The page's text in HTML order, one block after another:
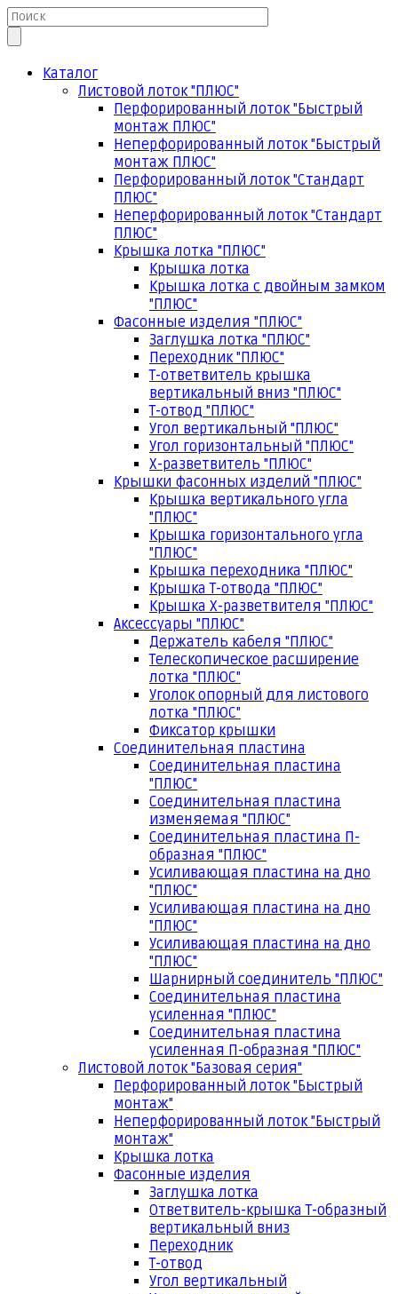
Каталог
Листовой лоток "ПЛЮС"
Перфорированный лоток "Быстрый
монтаж ПЛЮС"
Неперфорированный лоток "Быстрый
монтаж ПЛЮС"
Перфорированный лоток "Стандарт
ПЛЮС"
Неперфорированный лоток "Стандарт
ПЛЮС"
Крышка лотка "ПЛЮС"
Крышка лотка
Крышка лотка с двойным замком
"ПЛЮС"
Фасонные изделия "ПЛЮС"
Заглушка лотка "ПЛЮС"
Переходник "ПЛЮС"
Т-ответвитель крышка
вертикальный вниз "ПЛЮС"
Т-отвод "ПЛЮС"
Угол вертикальный "ПЛЮС"
Угол горизонтальный "ПЛЮС"
Х-разветвитель "ПЛЮС"
Крышки фасонных изделий "ПЛЮС"
Крышка вертикального угла
"ПЛЮС"
Крышка горизонтального угла
"ПЛЮС"
Крышка переходника "ПЛЮС"
Крышка Т-отвода "ПЛЮС"
Крышка Х-разветвителя "ПЛЮС"
Аксессуары "ПЛЮС"
Держатель кабеля "ПЛЮС"
Телескопическое расширение
лотка "ПЛЮС"
Уголок опорный для листового
лотка "ПЛЮС"
Фиксатор крышки
Соединительная пластина
Соединительная пластина
"ПЛЮС"
Соединительная пластина
изменяемая "ПЛЮС"
Соединительная пластина П-
образная "ПЛЮС"
Усиливающая пластина на дно
"ПЛЮС"
Усиливающая пластина на дно
"ПЛЮС"
Усиливающая пластина на дно
"ПЛЮС"
Шарнирный соединитель "ПЛЮС"
Соединительная пластина
усиленная "ПЛЮС"
Соединительная пластина
усиленная П-образная "ПЛЮС"
Листовой лоток "Базовая серия"
Перфорированный лоток "Быстрый
монтаж"
Неперфорированный лоток "Быстрый
монтаж"
Крышка лотка
Фасонные изделия
Заглушка лотка
Ответвитель-крышка Т-образный
вертикальный вниз
Переходник
Т-отвод
Угол вертикальный